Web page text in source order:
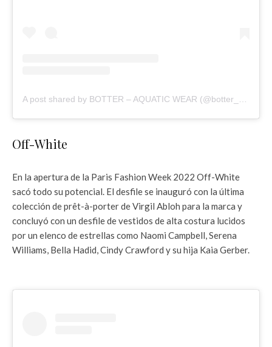
Off-White
En la apertura de la Paris Fashion Week 2022 Off-White
sacó todo su potencial. El desfile se inauguró con la última
colección de prêt-à-porter de Virgil Abloh para la marca y
concluyó con un desfile de vestidos de alta costura lucidos
por un elenco de estrellas como Naomi Campbell, Serena
Williams, Bella Hadid, Cindy Crawford y su hija Kaia Gerber.